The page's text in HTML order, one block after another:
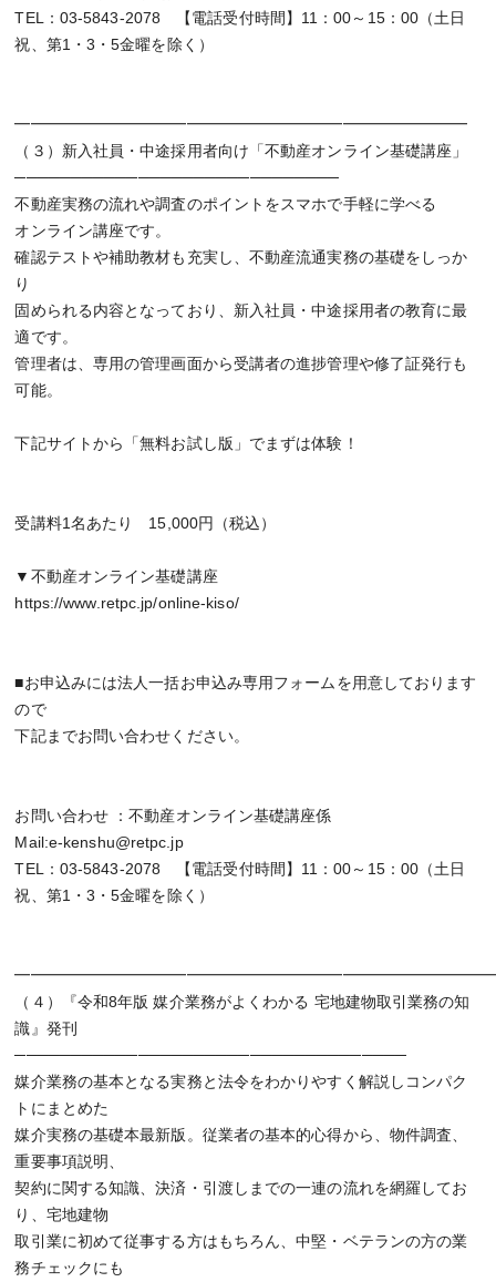
TEL：03-5843-2078 【電話受付時間】11：00～15：00（土日
祝、第1・3・5金曜を除く）
━━━━━━━━━━━━━━━━━━━━━━━━━━━━━
（３）新入社員・中途採用者向け「不動産オンライン基礎講座」
─────────────────────────────
不動産実務の流れや調査のポイントをスマホで手軽に学べる
オンライン講座です。
確認テストや補助教材も充実し、不動産流通実務の基礎をしっか
り
固められる内容となっており、新入社員・中途採用者の教育に最
適です。
管理者は、専用の管理画面から受講者の進捗管理や修了証発行も
可能。
下記サイトから「無料お試し版」でまずは体験！
受講料1名あたり 15,000円（税込）
▼不動産オンライン基礎講座
https://www.retpc.jp/online-kiso/
■お申込みには法人一括お申込み専用フォームを用意しております
ので
下記までお問い合わせください。
お問い合わせ ：不動産オンライン基礎講座係
Mail:e-kenshu@retpc.jp
TEL：03-5843-2078 【電話受付時間】11：00～15：00（土日
祝、第1・3・5金曜を除く）
（４）『令和8年版 媒介業務がよくわかる 宅地建物取引業務の知
識』発刊
───────────────────────────────────
媒介業務の基本となる実務と法令をわかりやすく解説しコンパク
トにまとめた
媒介実務の基礎本最新版。従業者の基本的心得から、物件調査、
重要事項説明、
契約に関する知識、決済・引渡しまでの一連の流れを網羅してお
り、宅地建物
取引業に初めて従事する方はもちろん、中堅・ベテランの方の業
務チェックにも